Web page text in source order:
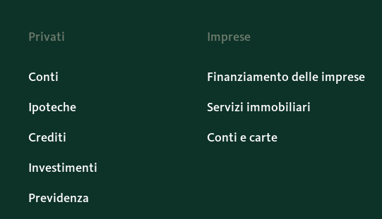
Privati
Conti
Ipoteche
Crediti
Investimenti
Previdenza
Imprese
Finanziamento delle imprese
Servizi immobiliari
Conti e carte